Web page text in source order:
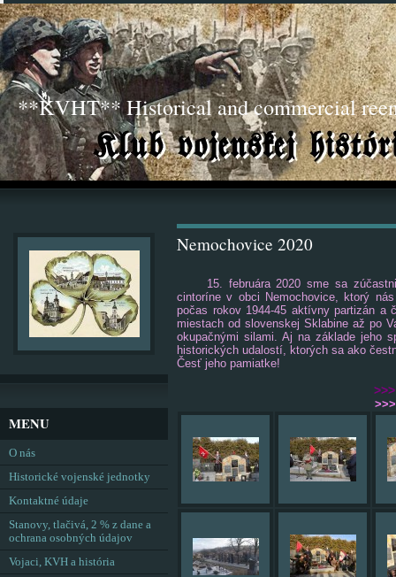
**KVHT** Historical and commercial
Nemochovice 2020
15. februára 2020 sme sa
cintoríne v obci Nemochovice, ktorý
počas rokov 1944-45 aktívny partizán a
miestach od slovenskej Sklabine až po
okupačnými silami. Aj na základe jeho
historických udalostí, ktorých sa ako
Česť jeho pamiatke!
MENU
O nás
Historické vojenské jednotky
Kontaktné údaje
Stanovy, tlačivá, 2 % z dane a
ochrana osobných údajov
Vojaci, KVH a história